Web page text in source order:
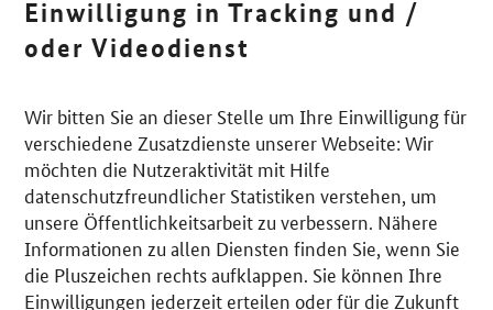
Einwilligung in Tracking und /
oder Videodienst
Wir bitten Sie an dieser Stelle um Ihre Einwilligung für
verschiedene Zusatzdienste unserer Webseite: Wir
möchten die Nutzeraktivität mit Hilfe
datenschutzfreundlicher Statistiken verstehen, um
unsere Öffentlichkeitsarbeit zu verbessern. Nähere
Informationen zu allen Diensten finden Sie, wenn Sie
die Pluszeichen rechts aufklappen. Sie können Ihre
Einwilligungen jederzeit erteilen oder für die Zukunft